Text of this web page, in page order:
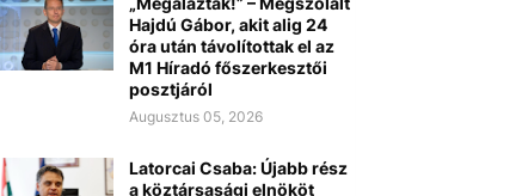
Hajdú Gábor, akit alig 24
óra után távolítottak el az
M1 Híradó főszerkesztői
posztjáról
Augusztus 05, 2026
Latorcai Csaba: Újabb rész
a köztársasági elnököt